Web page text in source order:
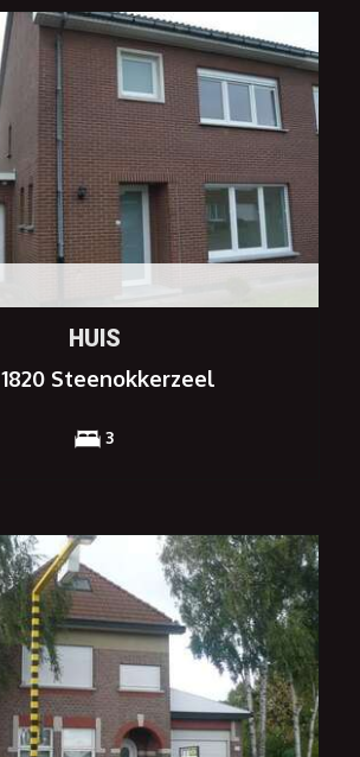
HUIS
1820 Steenokkerzeel
3